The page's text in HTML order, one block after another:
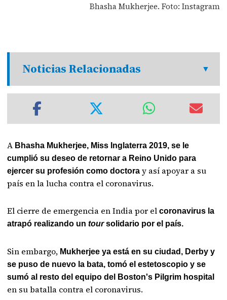
Bhasha Mukherjee. Foto: Instagram
Noticias Relacionadas
A Bhasha Mukherjee, Miss Inglaterra 2019, se le
cumplió su deseo de retornar a Reino Unido para
ejercer su profesión como doctoray así apoyar a su
país en la lucha contra el coronavirus.
El cierre de emergencia en India por el coronavirus la
atrapó realizando untoursolidario por el país.
Sin embargo, Mukherjee ya está en su ciudad, Derby y
se puso de nuevo la bata, tomó el estetoscopio y se
sumó al resto del equipo del Boston's Pilgrim hospital
en su batalla contra el coronavirus.